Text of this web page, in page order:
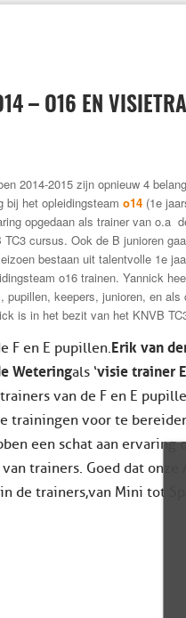
– O16 EN
2014-2015 zijn opnieuw 4
bij het opleidingsteam o14 (1e
opgedaan als trainer van
cursus. Ook de B junioren
bestaan uit talentvolle 1e
o16 trainen. Yannick
pupillen, keepers, junioren, en
is in het bezit van het KNVB
F en E pupillen.Erik van
Weteringals ‘visie trainer
van de F en E
trainingen voor te
een schat aan
trainers. Goed dat
de trainers, van Mini tot